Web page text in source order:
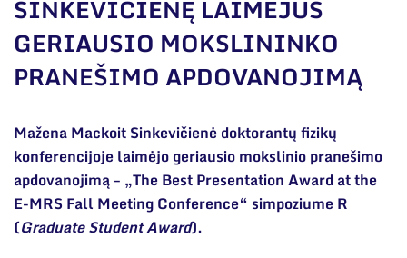
organizacijose bei asociacijose
Bendri rekvizitai
Administracija
Darbuotojų kontaktai
SINKEVIČIENĘ LAIMĖJUS
GERIAUSIO MOKSLININKO
PRANEŠIMO APDOVANOJIMĄ
Mažena Mackoit Sinkevičienė doktorantų fizikų
konferencijoje laimėjo geriausio mokslinio pranešimo
apdovanojimą – „The Best Presentation Award at the
E-MRS Fall Meeting Conference“ simpoziume R
(Graduate Student Award).